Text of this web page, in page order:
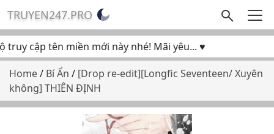
TRUYEN247.PRO
cập tên miền mới này nhé! Mãi yêu... ♥
Home/ Bí Ẩn / [Drop re-edit][Longfic Seventeen/ Xuyên
không] THIÊN ĐỊNH